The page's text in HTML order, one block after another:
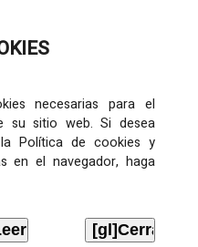
necesarias para el
su sitio web. Si desea
Política de cookies y
en el navegador, haga